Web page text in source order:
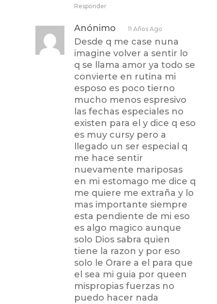
Responder
Anónimo 11 Años Ago
Desde q me case nuna
imagine volver a sentir lo
q se llama amor ya todo se
convierte en rutina mi
esposo es poco tierno
mucho menos espresivo
las fechas especiales no
existen para el y dice q eso
es muy cursy pero a
llegado un ser especial q
me hace sentir
nuevamente mariposas
en mi estomago me dice q
me quiere me extraña y lo
mas importante siempre
esta pendiente de mi eso
es algo magico aunque
solo Dios sabra quien
tiene la razon y por eso
solo le Orare a el para que
el sea mi guia por queen
mispropias fuerzas no
puedo hacer nada